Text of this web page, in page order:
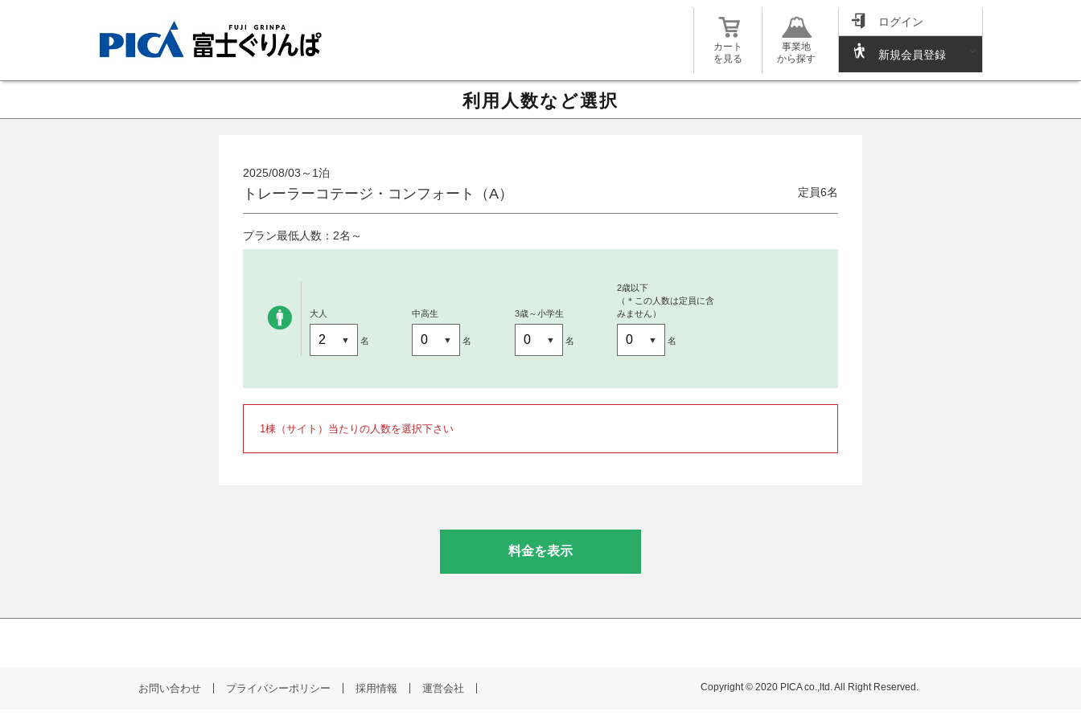
カート
を見る
事業地
から探す
ログイン
新規会員登録
利用人数など選択
2025/08/03～1泊
トレーラーコテージ・コンフォート（A） 定員6名
プラン最低人数：2名～
大人
名
中高生
名
3歳～小学生
名
2歳以下
（＊この人数は定員に含
みません）
名
1棟（サイト）当たりの人数を選択下さい
料金を表示
お問い合わせ プライバシーポリシー 採用情報 運営会社 Copyright © 2020 PICA co.,ltd. All Right Reserved.